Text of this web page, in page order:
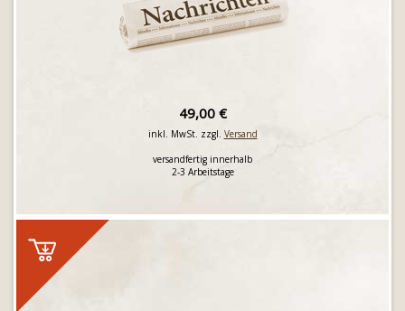
49,00 €
inkl. MwSt. zzgl. Versand
versandfertig innerhalb
2-3 Arbeitstage